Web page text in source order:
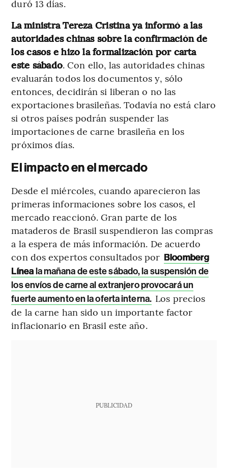
duró 13 días.
La ministra Tereza Cristina ya informó a las
autoridades chinas sobre la confirmación de
los casos e hizo la formalización por carta
este sábado. Con ello, las autoridades chinas
evaluarán todos los documentos y, sólo
entonces, decidirán si liberan o no las
exportaciones brasileñas. Todavía no está claro
si otros países podrán suspender las
importaciones de carne brasileña en los
próximos días.
El impacto en el mercado
Desde el miércoles, cuando aparecieron las
primeras informaciones sobre los casos, el
mercado reaccionó. Gran parte de los
mataderos de Brasil suspendieron las compras
a la espera de más información. De acuerdo
con dos expertos consultados por Bloomberg
Líneala mañana de este sábado, la suspensión de
los envíos de carne al extranjero provocará un
fuerte aumento en la oferta interna. Los precios
de la carne han sido un importante factor
inflacionario en Brasil este año.
PUBLICIDAD